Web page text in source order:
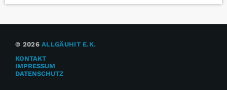
© 2026ALLGÄUHIT E.K.
KONTAKT
IMPRESSUM
DATENSCHUTZ